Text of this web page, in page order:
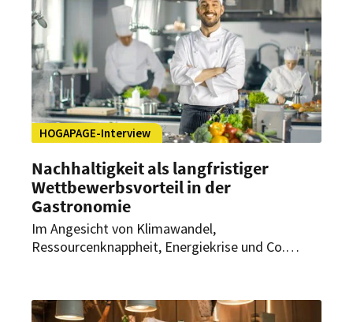
HOGAPAGE-Interview
Nachhaltigkeit als langfristiger
Wettbewerbsvorteil in der
Gastronomie
Im Angesicht von Klimawandel,
Ressourcenknappheit, Energiekrise und Co.
nachhaltige Konzepte erfolgreich umsetzen